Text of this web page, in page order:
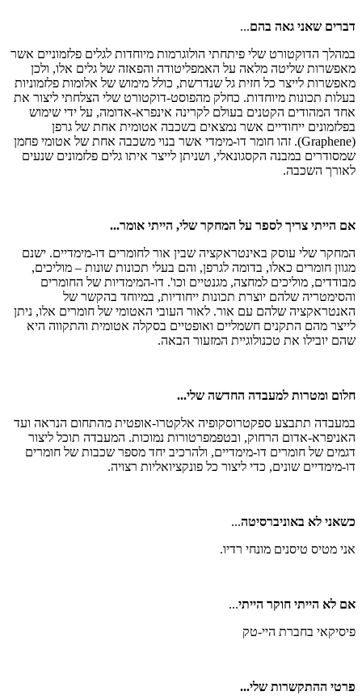
דברים שאני גאה בהם...
במהלך הדוקטורט שלי פיתחתי הולוגרמות מיוחדות לגלים פלזמוניים אשר
מאפשרות שליטה מלאה על האמפליטודה והפאזה של גלים אלו, ולכן
מאפשרות לייצר כל חזית גל שנדרשת, כולל מימוש של אלומות פלזמוניות
בעלות תכונות מיוחדות. כחלק מהפוסט-דוקטורט שלי הצלחתי ליצור את
אחד המהודים הקטנים בעולם לקרינה אינפרא-אדומה, על ידי שימוש
בפלזמונים ייחודיים אשר נמצאים בשכבה אטומית אחת של גרפן
(
Graphene). זהו חומר דו-מימדי אשר בנוי משכבה אחת של אטומי פחמן
שמסודרים במבנה הקסגונאלי, ושניתן לייצר איתו גלים פלזמונים שנעים
לאורך השכבה.
אם הייתי צריך לספר על המחקר שלי, הייתי אומר...
המחקר שלי עוסק באינטראקציה שבין אור לחומרים דו-מימדיים. ישנם
מגוון חומרים כאלו, בדומה לגרפן, והם בעלי תכונות שונות – מוליכים,
מבודדים, מוליכים למחצה, מגנטיים וכו'. דו-המימדיות של החומרים
והסימטריה שלהם יוצרת תכונות ייחודיות, במיוחד בהקשר של
האנטראקציה שלהם עם אור. לאור העובי האטומי של חומרים אלו, ניתן
לייצר מהם התקנים חשמליים ואופטיים בסקלה אטומית והתקווה היא
שהם יובילו את טכנולוגיית המזעור הבאה.
חלום ומטרות למעבדה החדשה שלי...
במעבדה תתבצע ספקטרוסקופיה אלקטרו-אופטית מהתחום הנראה ועד
האניפרא-אדום הרחוק, ובטפמפרטורות נמוכות. המעבדה תוכל ליצור
דגמים של חומרים דו-מימדיים, ולהרכיב יחד מספר שכבות של חומרים
דו-מימדיים שונים, כדי ליצור כל פונקציואליות רצויה.
כשאני לא באוניברסיטה...
אני מטיס טיסנים מונחי רדיו.
אם לא הייתי חוקר הייתי...
פיסיקאי בחברת היי-טק
פרטי ההתקשרות שלי...